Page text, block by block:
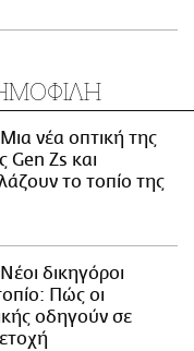
νέα οπτική της
Gen Zs και
το τοπίο της
δικηγόροι
Πώς οι
οδηγούν σε